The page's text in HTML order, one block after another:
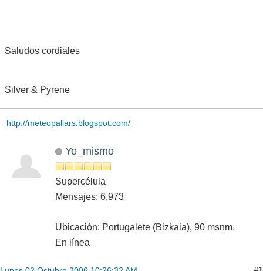
Saludos cordiales
Silver & Pyrene
http://meteopallars.blogspot.com/
Yo_mismo
Supercélula
Mensajes: 6,973
Ubicación: Portugalete (Bizkaia), 90 msnm.
En línea